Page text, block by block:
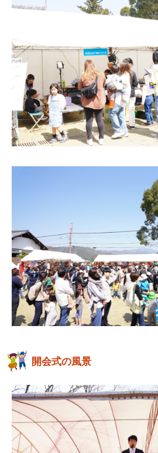
開会式の風景